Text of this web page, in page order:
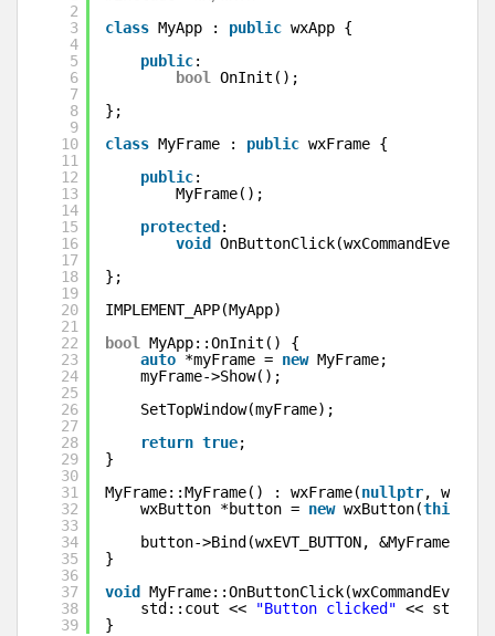
2
3
4
5
6
7
8
9
10
11
12
13
14
15
16
17
18
19
20
21
22
23
24
25
26
27
28
29
30
31
32
33
34
35
36
37
38
39
class MyApp : public wxApp {
public:
bool OnInit();
};
class MyFrame : public wxFrame {
public:
MyFrame();
protected :
void
OnButtonClick(wxCommandEvent
};
IMPLEMENT_APP(MyApp)
bool MyApp::OnInit() {
auto *myFrame = new MyFrame;
myFrame->Show();
SetTopWindow(myFrame);
return true;
}
MyFrame::MyFrame() : wxFrame(nullptr,
wxButton *button = new wxButton(this
button->Bind(wxEVT_BUTTON,
}
void
MyFrame::OnButtonClick(wxCommandEvent
std::cout <<
"Button clicked" <<
}